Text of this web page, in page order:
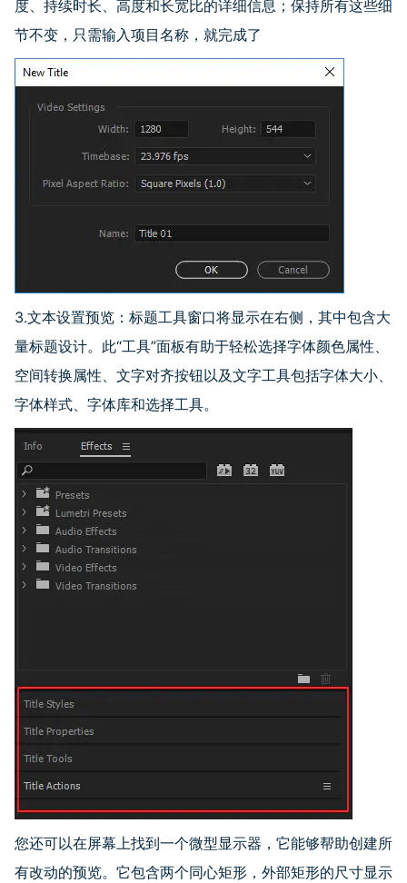
度、持续时长、高度和长宽比的详细信息；保持所有这些细
节不变，只需输入项目名称，就完成了
3.文本设置预览：标题工具窗口将显示在右侧，其中包含大
量标题设计。此“工具”面板有助于轻松选择字体颜色属性、
空间转换属性、文字对齐按钮以及文字工具包括字体大小、
字体样式、字体库和选择工具。
您还可以在屏幕上找到一个微型显示器，它能够帮助创建所
有改动的预览。它包含两个同心矩形，外部矩形的尺寸显示